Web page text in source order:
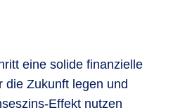
eine solide finanzielle
die Zukunft legen und
Effekt nutzen